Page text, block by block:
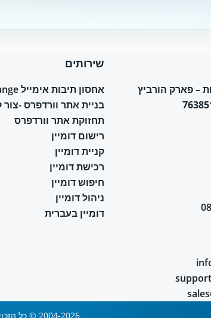
2 רחובות – פארק הורביץ
שירותים
אחסון תיבות אימייל Exchange
בניית אתר וורדפרס -
תחזוקת אתר וורדפרס
רישום דומיין
קניית דומיין
רכישת דומיין
חיפוש דומיין
ניהול דומיין
דומיין בעברית
2004-2026 © כל הזכויות שמורות © אחסון אתרים ושרתים HostCenter.co.il